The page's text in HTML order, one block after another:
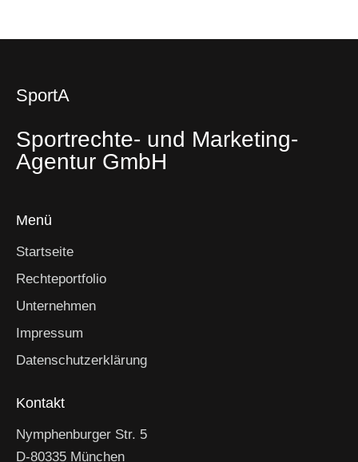
SportA
Sportrechte- und Marketing-
Agentur GmbH
Menü
Startseite
Rechteportfolio
Unternehmen
Impressum
Datenschutzerklärung
Kontakt
Nymphenburger Str. 5
D-80335 München